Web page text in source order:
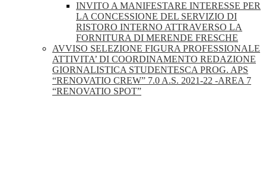
INVITO A MANIFESTARE INTERESSE PER
LA CONCESSIONE DEL SERVIZIO DI
RISTORO INTERNO ATTRAVERSO LA
FORNITURA DI MERENDE FRESCHE
AVVISO SELEZIONE FIGURA PROFESSIONALE
ATTIVITA’ DI COORDINAMENTO REDAZIONE
GIORNALISTICA STUDENTESCA PROG. APS
“RENOVATIO CREW” 7.0 A.S. 2021-22 -AREA 7
“RENOVATIO SPOT”